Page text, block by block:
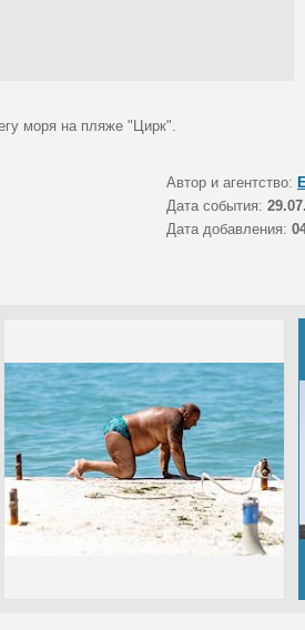
моря на пляже "Цирк".
Автор и агентство:
Дата события:
Дата добавления: